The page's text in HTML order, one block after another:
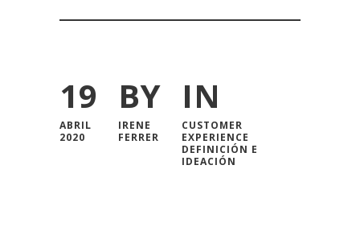
19
ABRIL
2020
BY
IRENE
FERRER
IN
CUSTOMER
EXPERIENCE
DEFINICIÓN E
IDEACIÓN